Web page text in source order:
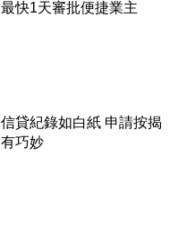
最快1天審批便捷業主
信貸紀錄如白紙 申請按揭
有巧妙